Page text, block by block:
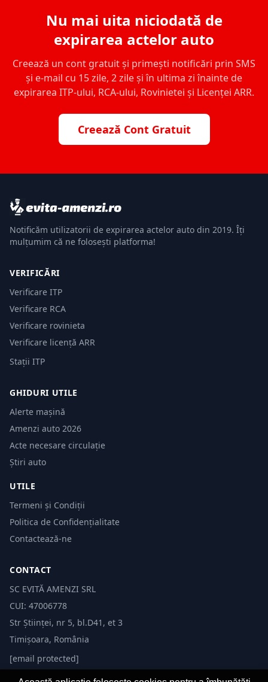
Nu mai uita niciodată de
expirarea actelor auto
Creează un cont gratuit și primești notificări prin SMS
și e-mail cu 15 zile, 2 zile și în ultima zi înainte de
expirarea ITP-ului, RCA-ului, Rovinietei și Licenței ARR.
Creează Cont Gratuit
Notificăm utilizatorii de expirarea actelor auto din 2019. Îți
mulțumim că ne folosești platforma!
VERIFICĂRI
Verificare ITP
Verificare RCA
Verificare rovinieta
Verificare licență ARR
Stații ITP
GHIDURI UTILE
Alerte mașină
Amenzi auto 2026
Acte necesare circulație
Știri auto
UTILE
Termeni și Condiții
Politica de Confidențialitate
Contactează-ne
CONTACT
SC EVITĂ AMENZI SRL
CUI: 47006778
Str Științei, nr 5, bl.D41, et 3
Timișoara, România
[email protected]